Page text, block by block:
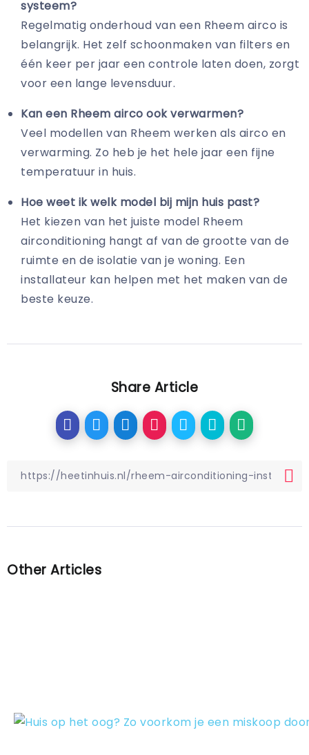
systeem?
Regelmatig onderhoud van een Rheem airco is
belangrijk. Het zelf schoonmaken van filters en
één keer per jaar een controle laten doen, zorgt
voor een lange levensduur.
Kan een Rheem airco ook verwarmen?
Veel modellen van Rheem werken als airco en
verwarming. Zo heb je het hele jaar een fijne
temperatuur in huis.
Hoe weet ik welk model bij mijn huis past?
Het kiezen van het juiste model Rheem
airconditioning hangt af van de grootte van de
ruimte en de isolatie van je woning. Een
installateur kan helpen met het maken van de
beste keuze.
Share Article
Other Articles